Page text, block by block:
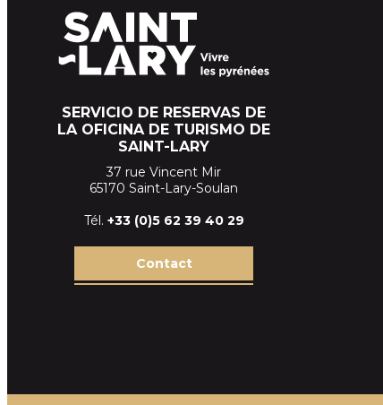
SERVICIO DE RESERVAS DE
LA OFICINA DE TURISMO DE
SAINT-LARY
37 rue Vincent Mir
65170 Saint-Lary-Soulan
Tél. +33 (0)5 62 39 40 29
Contact